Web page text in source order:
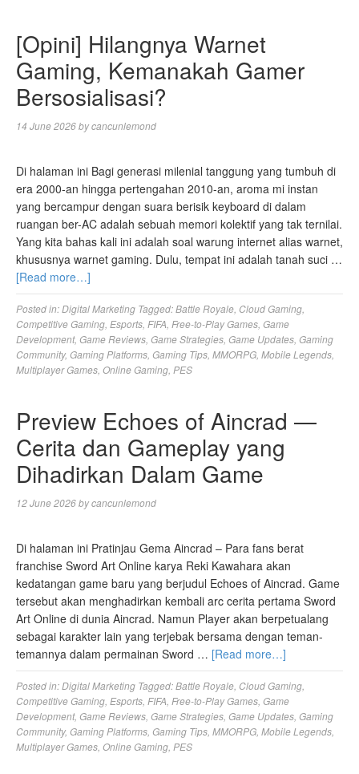
[Opini] Hilangnya Warnet
Gaming, Kemanakah Gamer
Bersosialisasi?
14 June 2026bycancunlemond
Di halaman ini Bagi generasi milenial tanggung yang tumbuh di
era 2000-an hingga pertengahan 2010-an, aroma mi instan
yang bercampur dengan suara berisik keyboard di dalam
ruangan ber-AC adalah sebuah memori kolektif yang tak ternilai.
Yang kita bahas kali ini adalah soal warung internet alias warnet,
khususnya warnet gaming. Dulu, tempat ini adalah tanah suci …
[Read more…]
Posted in:Digital Marketing Tagged:Battle Royale Cloud Gaming
Competitive Gaming Esports FIFA Free-to-Play Games Game
Development, Game Reviews Game Strategies Game Updates Gaming
Community, Gaming Platforms Gaming Tips MMORPG Mobile Legends
Multiplayer Games Online Gaming PES
Preview Echoes of Aincrad —
Cerita dan Gameplay yang
Dihadirkan Dalam Game
12 June 2026bycancunlemond
Di halaman ini Pratinjau Gema Aincrad – Para fans berat
franchise Sword Art Online karya Reki Kawahara akan
kedatangan game baru yang berjudul Echoes of Aincrad. Game
tersebut akan menghadirkan kembali arc cerita pertama Sword
Art Online di dunia Aincrad. Namun Player akan berpetualang
sebagai karakter lain yang terjebak bersama dengan teman-
temannya dalam permainan Sword … [Read more…]
Posted in:Digital Marketing Tagged:Battle Royale Cloud Gaming
Competitive Gaming Esports FIFA Free-to-Play Games Game
Development, Game Reviews Game Strategies Game Updates Gaming
Community, Gaming Platforms Gaming Tips MMORPG Mobile Legends
Multiplayer Games Online Gaming PES